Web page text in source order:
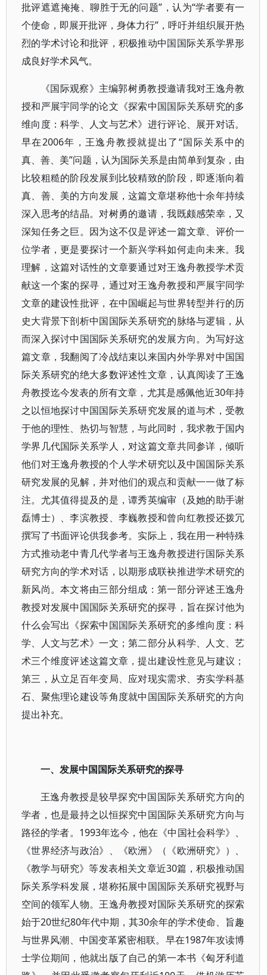
批评遮遮掩掩、聊胜于无的问题”，认为“学者要有一
个使命，即展开批评，身体力行”，呼吁并组织展开热
烈的学术讨论和批评，积极推动中国国际关系学界形
成良好学术风气。
《国际观察》主编郭树勇教授邀请我对王逸舟教
授和严展宇同学的论文《探索中国国际关系研究的多
维向度：科学、人文与艺术》进行评论、展开对话。
早在2006年，王逸舟教授就提出了“国际关系中的
真、善、美”问题，认为国际关系是由简单到复杂，由
比较粗糙的阶段发展到比较精致的阶段，即逐渐向着
真、善、美的方向发展，这篇文章堪称他十余年持续
深入思考的结晶。对树勇的邀请，我既颇感荣幸，又
深知任务之巨。因为这不仅是评述一篇文章、评价一
位学者，更是要探讨一个新兴学科如何走向未来。我
理解，这篇对话性的文章要通过对王逸舟教授学术贡
献这一个案的探寻，通过对王逸舟教授和严展宇同学
文章的建设性批评，在中国崛起与世界转型并行的历
史大背景下剖析中国国际关系研究的脉络与逻辑，从
而深入探讨中国国际关系研究的发展方向。为写好这
篇文章，我翻阅了冷战结束以来国内外学界对中国国
际关系研究的绝大多数评述性文章，认真阅读了王逸
舟教授迄今发表的所有文章，尤其是感佩他近30年持
之以恒地探讨中国国际关系研究发展的道与术，受教
于他的理性、热切与智慧，与此同时，我求教于国内
学界几代国际关系学人，对这篇文章共同参详，倾听
他们对王逸舟教授的个人学术研究以及中国国际关系
研究发展的见解，并对他们的观点和贡献一一做了标
注。尤其值得提及的是，谭秀英编审（及她的助手谢
磊博士）、李滨教授、李巍教授和曾向红教授还拨冗
撰写了书面评论供我参考。实际上，我在用一种特殊
方式推动老中青几代学者与王逸舟教授进行国际关系
研究方向的学术对话，以期形成联袂推进学术研究的
新风尚。本文将由三部分组成：第一部分评述王逸舟
教授对发展中国国际关系研究的探寻，旨在探讨他为
什么会写出《探索中国国际关系研究的多维向度：科
学、人文与艺术》一文；第二部分从科学、人文、艺
术三个维度评述这篇文章，提出建设性意见与建议；
第三，从立足百年变局、应对现实需求、夯实学科基
石、聚焦理论建设等角度就中国国际关系研究的方向
提出补充。
一、发展中国国际关系研究的探寻
王逸舟教授是较早探究中国国际关系研究方向的
学者，也是最持之以恒探究中国国际关系研究方向与
路径的学者。1993年迄今，他在《中国社会科学》、
《世界经济与政治》、《欧洲》（《欧洲研究》）、
《教学与研究》等发表相关文章近30篇，积极推动国
际关系学科发展，堪称拓展中国国际关系研究视野与
空间的领军人物。王逸舟教授对国际关系研究的探索
始于20世纪80年代中期，其30余年的学术使命、旨趣
与世界风潮、中国变革紧密相联。早在1987年攻读博
士学位期间，他就出版了自己的第一本书《匈牙利道